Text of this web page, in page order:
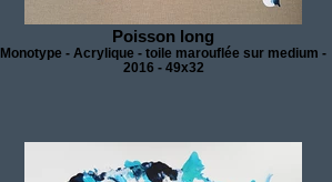
Poisson long
Monotype - Acrylique - toile marouflée sur medium -
2016 - 49x32